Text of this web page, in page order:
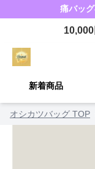
痛バッグ
10,000
新着商品
オシカツバッグ TOP